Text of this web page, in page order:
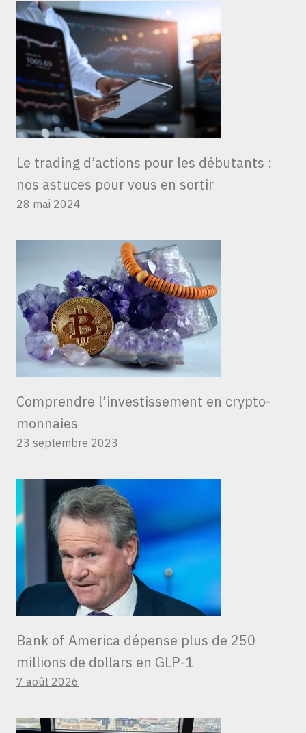
Le trading d’actions pour les débutants :
nos astuces pour vous en sortir
28 mai 2024
Comprendre l’investissement en crypto-
monnaies
23 septembre 2023
Bank of America dépense plus de 250
millions de dollars en GLP-1
7 août 2026